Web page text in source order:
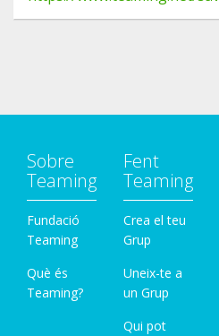
Sobre
Teaming
Fundació
Teaming
Què és
Teaming?
Fent
Teaming
Crea el teu
Grup
Uneix-te a
un Grup
Qui pot